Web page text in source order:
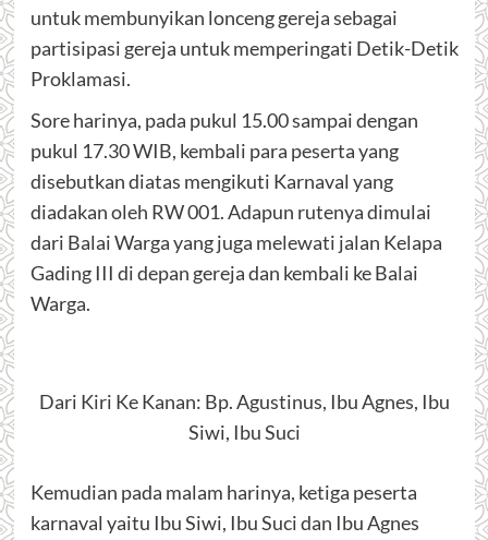
untuk membunyikan lonceng gereja sebagai
partisipasi gereja untuk memperingati Detik-Detik
Proklamasi.
Sore harinya, pada pukul 15.00 sampai dengan
pukul 17.30 WIB, kembali para peserta yang
disebutkan diatas mengikuti Karnaval yang
diadakan oleh RW 001. Adapun rutenya dimulai
dari Balai Warga yang juga melewati jalan Kelapa
Gading III di depan gereja dan kembali ke Balai
Warga.
Dari Kiri Ke Kanan: Bp. Agustinus, Ibu Agnes, Ibu
Siwi, Ibu Suci
Kemudian pada malam harinya, ketiga peserta
karnaval yaitu Ibu Siwi, Ibu Suci dan Ibu Agnes